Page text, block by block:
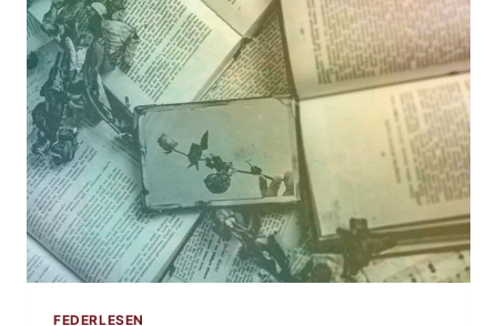
SERRANO
WAR
WIRKLICH
GEHT
SO…
FEDERLESEN